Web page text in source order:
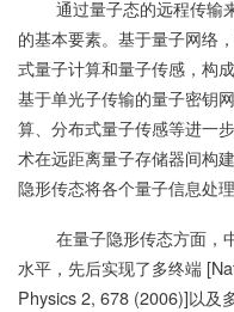
通过量子态的远程传输来
的基本要素。基于量子网络
式量子计算和量子传感，构
基于单光子传输的量子密钥
算、分布式量子传感等进一
术在远距离量子存储器间构
隐形传态将各个量子信息处
在量子隐形传态方面，中
水平，先后实现了多终端
Physics 2, 678 (2006)]以及